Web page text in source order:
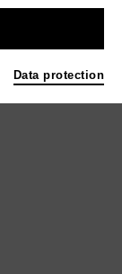
Data protection